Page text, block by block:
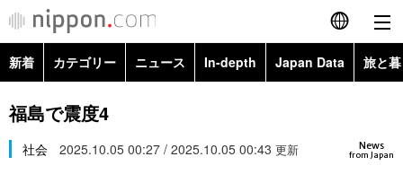
English
繁體字
新着 カテゴリー ニュース In-depth Japan Data 旅と
政治・外交
経済・ビジネス Images
福島で震度4
News
from Japan
社会 2025.10.05 00:27 / 2025.10.05 00:43 更新